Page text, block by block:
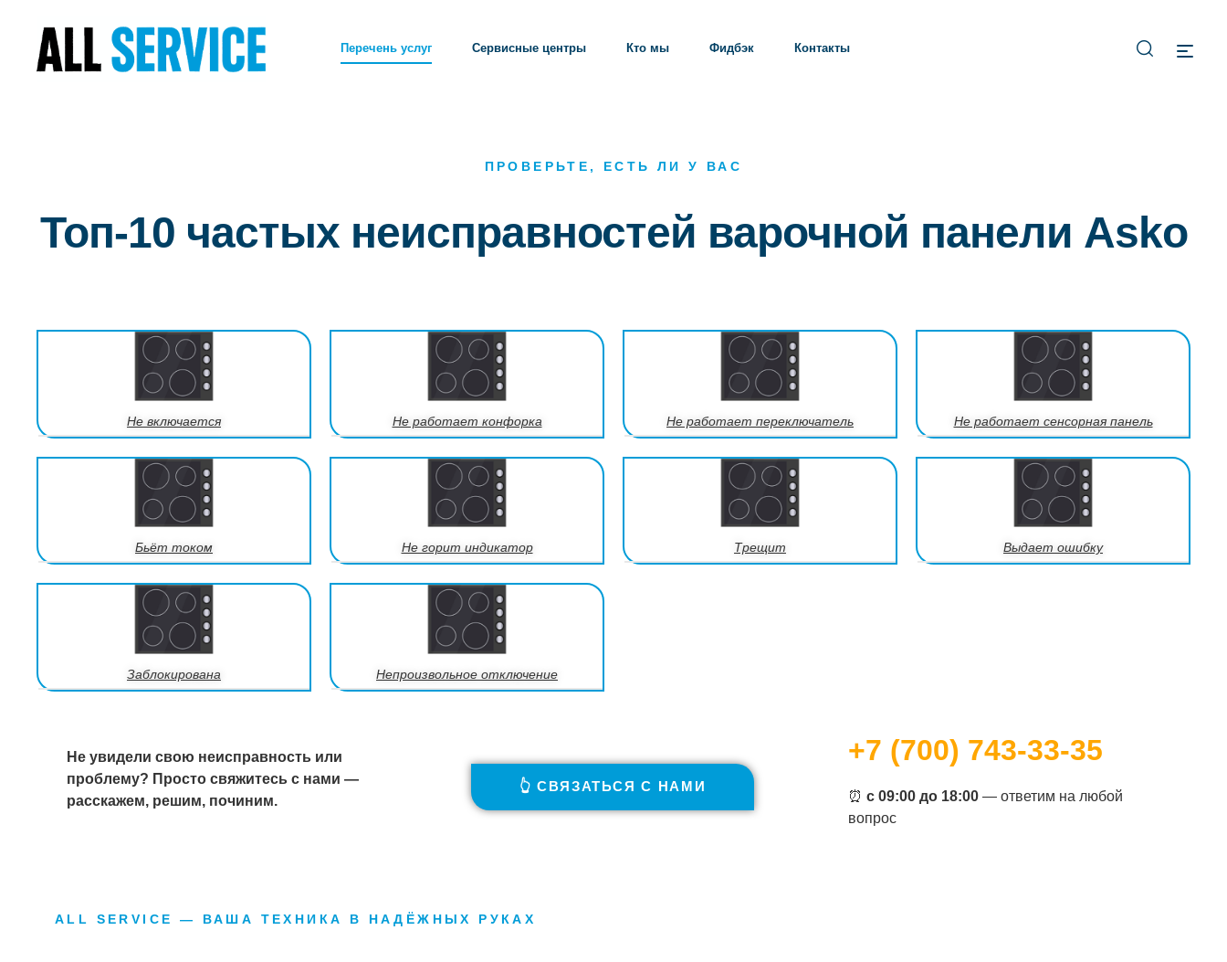
Перечень услуг Сервисные центры Кто мы Фидбэк Контакты
ПРОВЕРЬТЕ, ЕСТЬ ЛИ У ВАС
Топ-10 частых неисправностей варочной панели Asko
Не включается Не работает конфорка Не работает переключатель Не работает сенсорная панель
Бьёт током Не горит индикатор Трещит Выдает ошибку
Заблокирована Непроизвольное отключение
Не увидели свою неисправность или
проблему? Просто свяжитесь с нами —
расскажем, решим, починим.
👆 СВЯЗАТЬСЯ С НАМИ
+7 (700) 743-33-35
⏰ с 09:00 до 18:00— ответим на любой
вопрос
ALL SERVICE — ВАША ТЕХНИКА В НАДЁЖНЫХ РУКАХ